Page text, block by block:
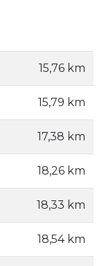
15,76 km
15,79 km
17,38 km
18,26 km
18,33 km
18,54 km